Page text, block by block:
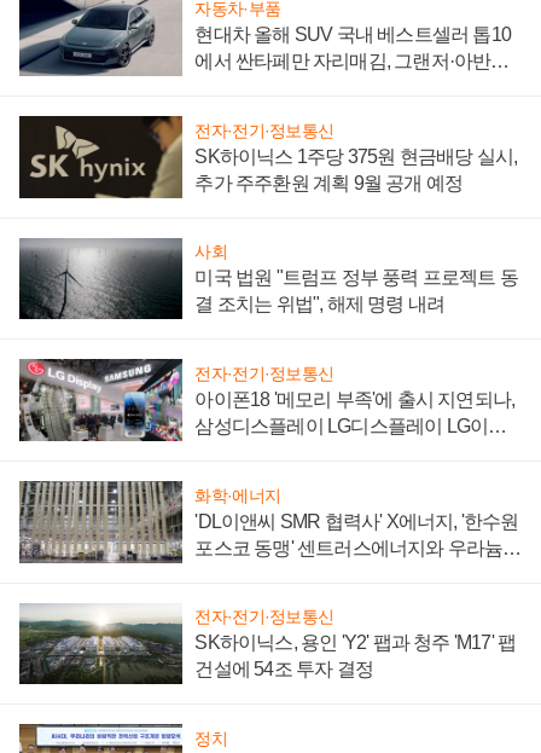
자동차·부품
현대차 올해 SUV 국내 베스트셀러 톱10
에서 싼타페만 자리매김, 그랜저·아반떼
전자·전기·정보통신
SK하이닉스 1주당 375원 현금배당 실시,
추가 주주환원 계획 9월 공개 예정
사회
미국 법원 "트럼프 정부 풍력 프로젝트 동
결 조치는 위법", 해제 명령 내려
전자·전기·정보통신
아이폰18 '메모리 부족'에 출시 지연되나,
삼성디스플레이 LG디스플레이 LG이노
화학·에너지
'DL이앤씨 SMR 협력사' X에너지, '한수원
포스코 동맹' 센트러스에너지와 우라늄
전자·전기·정보통신
SK하이닉스, 용인 'Y2' 팹과 청주 'M17' 팹
건설에 54조 투자 결정
정치